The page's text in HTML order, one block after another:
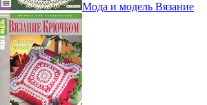
Мода и модель Вязание